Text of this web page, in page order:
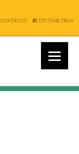
CONTACTO TINTÓMETROS